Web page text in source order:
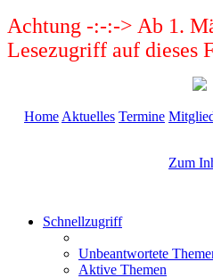
Achtung -:-:-> Ab 1.
Lesezugriff auf dieses
Home Aktuelles Termine
Zum
Schnellzugriff
Unbeantwortete
Aktive Themen